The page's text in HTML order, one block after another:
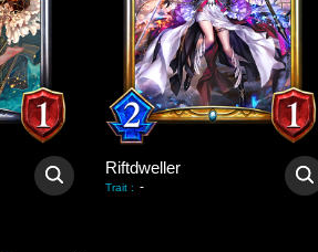
Riftdweller
Trait : -